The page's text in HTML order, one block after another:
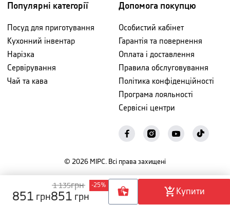
851 грн
1 135грн -25%
851 грн
Купити
Популярні категорії
Посуд для приготування
Кухонний інвентар
Нарізка
Сервірування
Чай та кава
Допомога покупцю
Особистий кабінет
Гарантія та повернення
Оплата і доставлення
Правила обслуговування
Політика конфіденційності
Програма лояльності
Сервісні центри
© 2026 МІРС. Всі права захищені